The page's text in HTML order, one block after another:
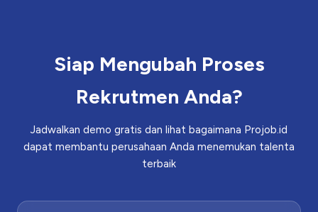
Siap Mengubah Proses
Rekrutmen Anda?
Jadwalkan demo gratis dan lihat bagaimana Projob.id
dapat membantu perusahaan Anda menemukan talenta
terbaik